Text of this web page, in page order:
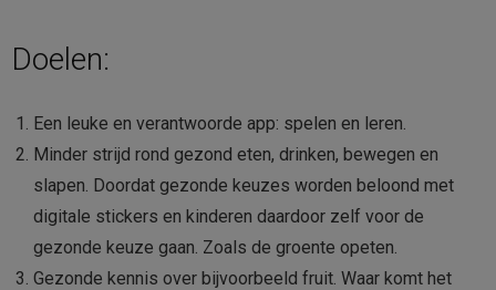
Doelen:
Een leuke en verantwoorde app: spelen en leren.
Minder strijd rond gezond eten, drinken, bewegen en
slapen. Doordat gezonde keuzes worden beloond met
digitale stickers en kinderen daardoor zelf voor de
gezonde keuze gaan. Zoals de groente opeten.
Gezonde kennis over bijvoorbeeld fruit. Waar komt het